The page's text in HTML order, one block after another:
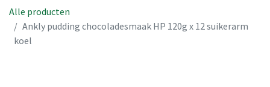
Alle producten
Ankly pudding chocoladesmaak HP 120g x 12 suikerarm
koel